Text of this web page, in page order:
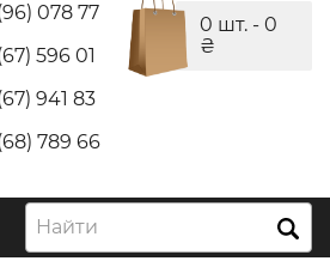
078 77
596 01
941 83
789 66
0 шт. - 0
₴
Найти